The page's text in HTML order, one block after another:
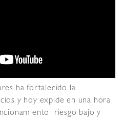
ha fortalecido la
y hoy expide en una hora
riesgo bajo y